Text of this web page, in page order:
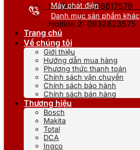
Hotline 1: 0866617579
Hotline 2: 0932623575
Máy phát điện
Danh mục sản phẩm khác
Trang chủ
Về chúng tôi
Giới thiệu
Hướng dẫn mua hàng
Phương thức thanh toán
Chính sách vận chuyển
Chính sách bảo hành
Chính sách bán hàng
Thương hiệu
Bosch
Makita
Total
DCA
Ingco